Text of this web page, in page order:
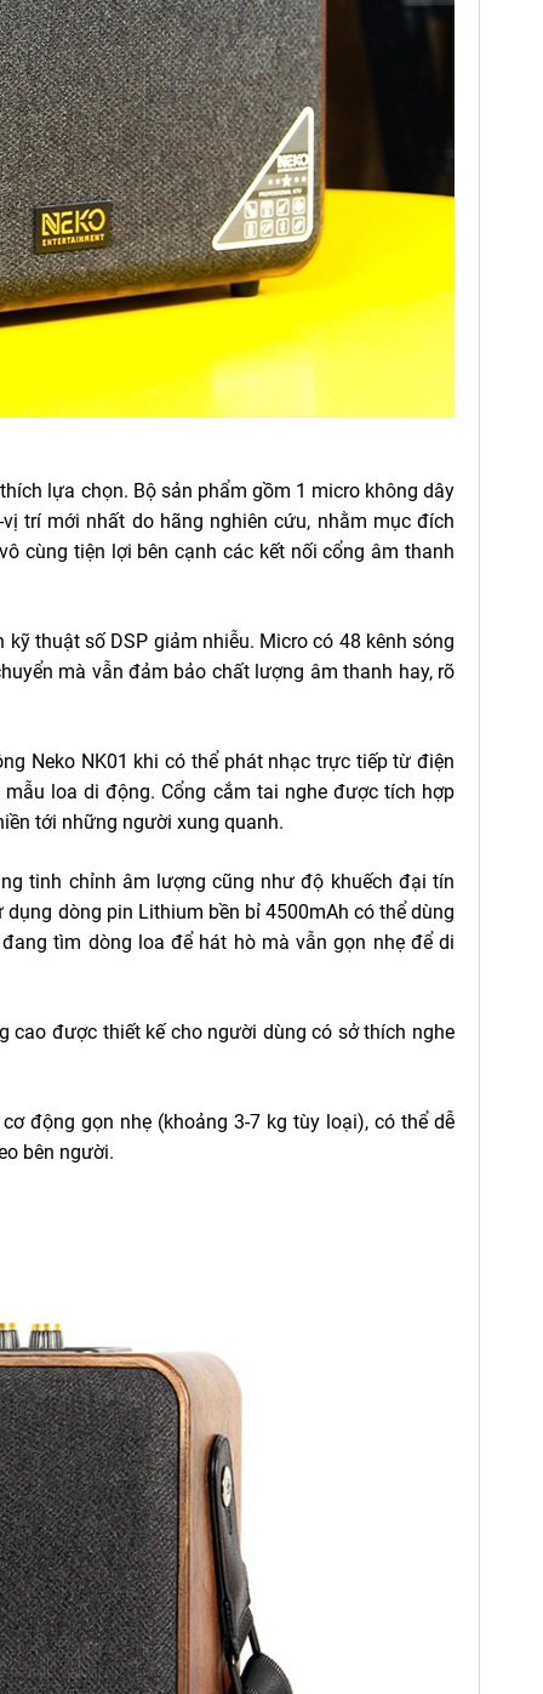
lựa chọn. Bộ sản phẩm gồm 1 micro không dây
trí mới nhất do hãng nghiên cứu, nhằm mục đích
cùng tiện lợi bên cạnh các kết nối cổng âm thanh
thuật số DSP giảm nhiễu. Micro có 48 kênh sóng
mà vẫn đảm bảo chất lượng âm thanh hay, rõ
Neko NK01 khi có thể phát nhạc trực tiếp từ điện
loa di động. Cổng cắm tai nghe được tích hợp
tới những người xung quanh.
tinh chỉnh âm lượng cũng như độ khuếch đại tín
dòng pin Lithium bền bỉ 4500mAh có thể dùng
tìm dòng loa để hát hò mà vẫn gọn nhẹ để di
cao được thiết kế cho người dùng có sở thích nghe
động gọn nhẹ (khoảng 3-7 kg tùy loại), có thể dễ
bên người.